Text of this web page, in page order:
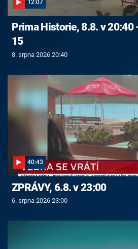
12:07
Prima Historie, 8.8. v 20:40
15
8. srpna 2026 20:40
40:43
ZPRÁVY, 6.8. v 23:00
6. srpna 2026 23:00